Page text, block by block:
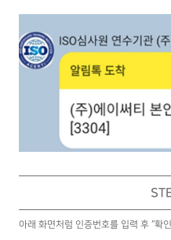
아래 화면처럼 인증번호를 입력 후 “확